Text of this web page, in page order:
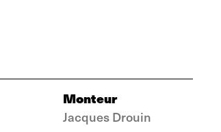
Monteur
Jacques Drouin